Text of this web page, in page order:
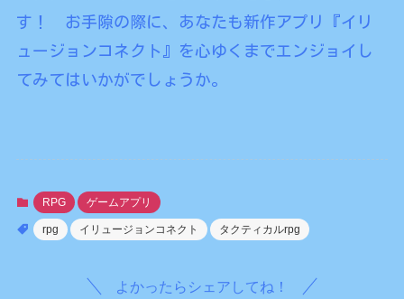
す！ お手隙の際に、あなたも新作アプリ『イリ
ュージョンコネクト』を心ゆくまでエンジョイし
てみてはいかがでしょうか。
RPG ゲームアプリ
rpg イリュージョンコネクト タクティカルrpg
よかったらシェアしてね！